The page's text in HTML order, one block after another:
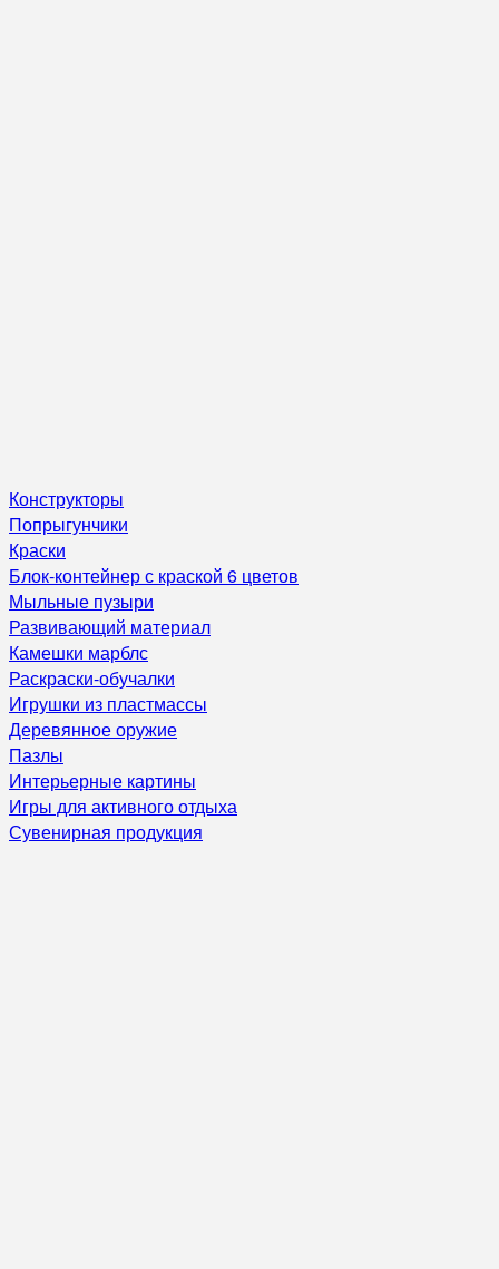
Конструкторы
Попрыгунчики
Краски
Блок-контейнер с краской 6 цветов
Мыльные пузыри
Развивающий материал
Камешки марблс
Раскраски-обучалки
Игрушки из пластмассы
Деревянное оружие
Пазлы
Интерьерные картины
Игры для активного отдыха
Сувенирная продукция